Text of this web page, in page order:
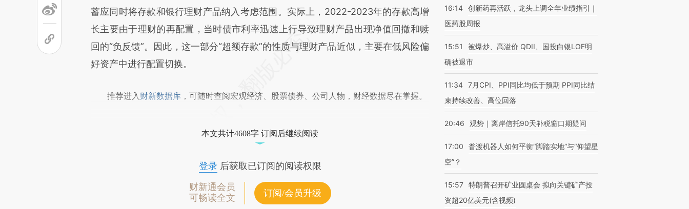
蓄应同时将存款和银行理财产品纳入考虑范围。实际上，2022-2023年的存款高增
长主要由于理财的再配置，当时债市利率迅速上行导致理财产品出现净值回撤和赎
回的“负反馈”。因此，这一部分“超额存款”的性质与理财产品近似，主要在低风险偏
好资产中进行配置切换。
推荐进入 财新数据库 ，可随时查阅宏观经济、股票债券、公司人物，财经数据尽在掌握。
本文共计4608字 订阅后继续阅读
登录后获取已订阅的阅读权限
财新通会员
可畅读全文
订阅/会员升级
16:14 创新药再活跃，龙头上调全年业绩指引｜
医药股周报
15:51
被爆炒、高溢价 QDII、国投白银LOF明
确被退市
11:34 7月CPI、PPI同比均低于预期 PPI同比结
束持续改善、高位回落
20:46 观势｜离岸信托90天补税窗口期疑问
17:00
普渡机器人如何平衡“脚踏实地”与“仰望星
空”？
15:57 特朗普召开矿业圆桌会 拟向关键矿产投
资超20亿美元(含视频)